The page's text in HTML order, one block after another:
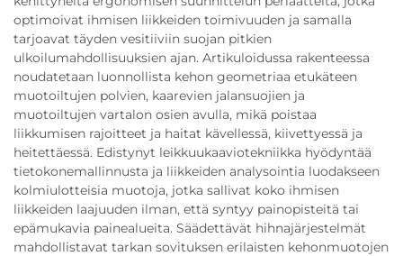
optimoivat ihmisen liikkeiden toimivuuden ja samalla
tarjoavat täyden vesitiiviin suojan pitkien
ulkoilumahdollisuuksien ajan. Artikuloidussa rakenteessa
noudatetaan luonnollista kehon geometriaa etukäteen
muotoiltujen polvien, kaarevien jalansuojien ja
muotoiltujen vartalon osien avulla, mikä poistaa
liikkumisen rajoitteet ja haitat kävellessä, kiivettyessä ja
heitettäessä. Edistynyt leikkuukaaviotekniikka hyödyntää
tietokonemallinnusta ja liikkeiden analysointia luodakseen
kolmiulotteisia muotoja, jotka sallivat koko ihmisen
liikkeiden laajuuden ilman, että syntyy painopisteitä tai
epämukavia painealueita. Säädettävät hihnajärjestelmät
mahdollistavat tarkan sovituksen erilaisten kehonmuotojen